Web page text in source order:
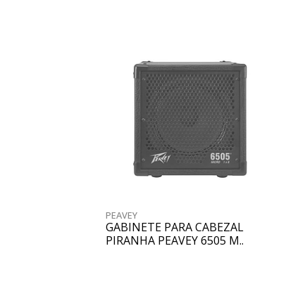
PEAVEY
GABINETE PARA CABEZAL
PIRANHA PEAVEY 6505 M..